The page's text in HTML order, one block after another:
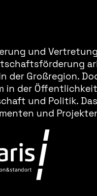
und
der Großregion.
in der
und Politik.
und